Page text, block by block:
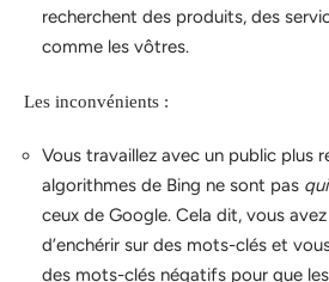
recherchent des produits, des
comme les vôtres.
Les inconvénients :
Vous travaillez avec un public plus
algorithmes de Bing ne sont pas
ceux de Google. Cela dit, vous
d’enchérir sur des mots-clés et
des mots-clés négatifs pour que